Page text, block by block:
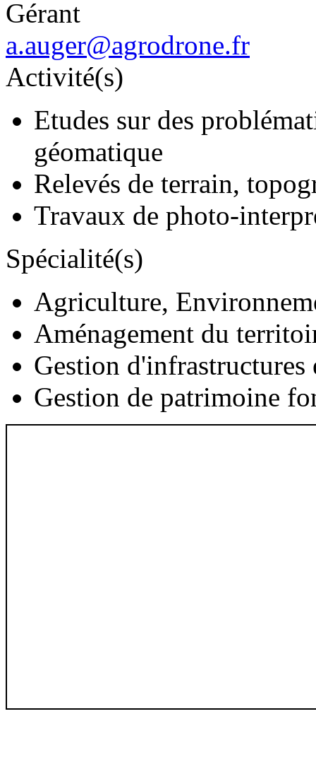
Gérant
a.auger@agrodrone.fr
Activité(s)
Etudes sur des
géomatique
Relevés de terrain,
Travaux de photo-
Spécialité(s)
Agriculture,
Aménagement du
Gestion d'infrastructures
Gestion de patrimoine